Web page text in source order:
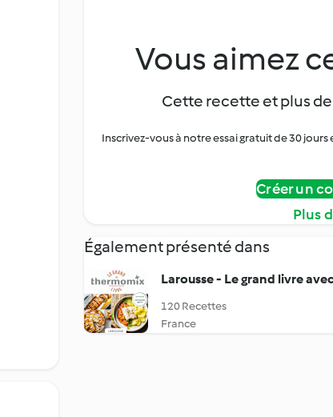
Vous aimez
Cette recette et plus
Inscrivez-vous à notre essai gratuit de 30
Créer un
Plus
Également présenté dans
Larousse - Le grand livre
120 Recettes
France